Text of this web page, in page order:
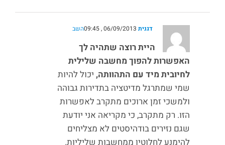
דגנית השב
היית רוצה שתהיה לך
האפשרות להפוך מחשבה שלילית
לחיובית מיד עם התהוותה, יכול להיות
שמי שמתרגל מדיטציה בתדירות גבוהה
ולמשכי זמן ארוכים מתקרב לאפשרות
הזו. רק מתקרב, כי מקריאה אני יודעת
שגם נזירים בודהיסטים לא מצליחים
להימנע לחלוטין ממחשבות שליליות.